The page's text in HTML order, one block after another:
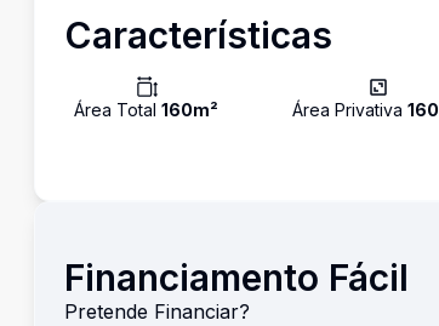
Características
Área Total 160m² Área Privativa 160
Financiamento Fácil
Pretende Financiar?